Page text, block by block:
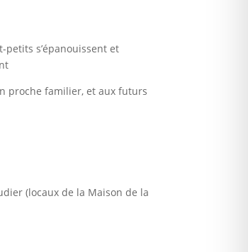
s’épanouissent et
proche familier, et aux futurs
(locaux de la Maison de la